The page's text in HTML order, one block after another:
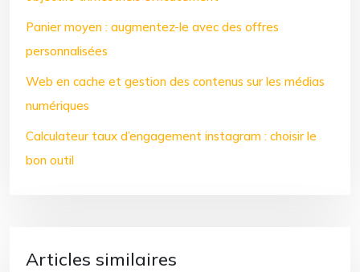
Panier moyen : augmentez-le avec des offres
personnalisées
Web en cache et gestion des contenus sur les médias
numériques
Calculateur taux d’engagement instagram : choisir le
bon outil
Articles similaires